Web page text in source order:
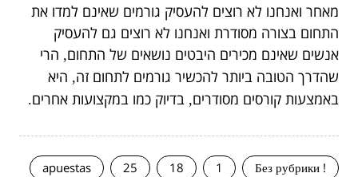
מאחר ואנחנו לא רוצים להעסיק גורמים שאינם למדו את
התחום בצורה מסודרת ואנחנו לא רוצים גם להעסיק
אנשים שאינם מכירים היבטים נושאים של התחום, הרי
שהדרך הטובה ביותר להכשיר גורמים לתחום זה, היא
באמצעות קורסים מסודרים, בדיוק כמו במקצועות אחרים.
! Без рубрики
1
18
25
apuestas